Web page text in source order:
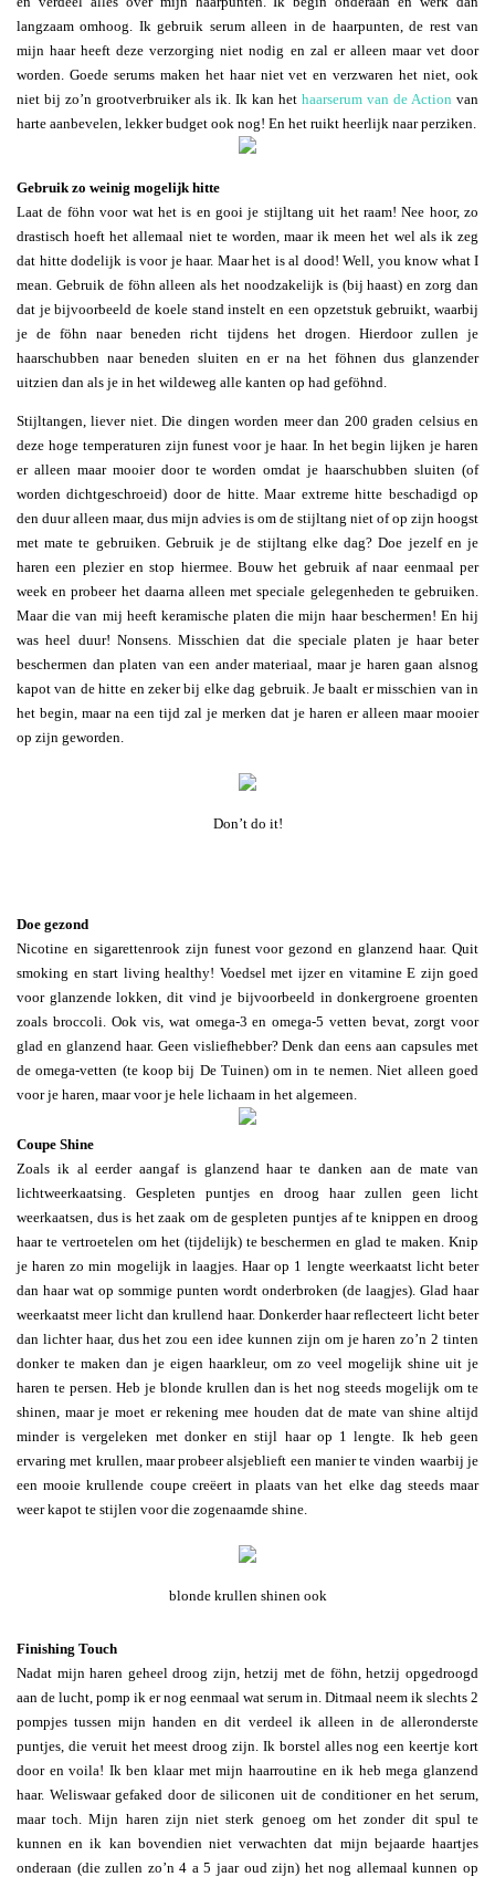
langzaam omhoog. Ik gebruik serum alleen in de haarpunten, de rest van
mijn haar heeft deze verzorging niet nodig en zal er alleen maar vet door
worden. Goede serums maken het haar niet vet en verzwaren het niet, ook
niet bij zo’n grootverbruiker als ik. Ik kan het haarserum van de Action van
harte aanbevelen, lekker budget ook nog! En het ruikt heerlijk naar perziken.
Gebruik zo weinig mogelijk hitte
Laat de föhn voor wat het is en gooi je stijltang uit het raam! Nee hoor, zo
drastisch hoeft het allemaal niet te worden, maar ik meen het wel als ik zeg
dat hitte dodelijk is voor je haar. Maar het is al dood! Well, you know what I
mean. Gebruik de föhn alleen als het noodzakelijk is (bij haast) en zorg dan
dat je bijvoorbeeld de koele stand instelt en een opzetstuk gebruikt, waarbij
je de föhn naar beneden richt tijdens het drogen. Hierdoor zullen je
haarschubben naar beneden sluiten en er na het föhnen dus glanzender
uitzien dan als je in het wildeweg alle kanten op had geföhnd.
Stijltangen, liever niet. Die dingen worden meer dan 200 graden celsius en
deze hoge temperaturen zijn funest voor je haar. In het begin lijken je haren
er alleen maar mooier door te worden omdat je haarschubben sluiten (of
worden dichtgeschroeid) door de hitte. Maar extreme hitte beschadigd op
den duur alleen maar, dus mijn advies is om de stijltang niet of op zijn hoogst
met mate te gebruiken. Gebruik je de stijltang elke dag? Doe jezelf en je
haren een plezier en stop hiermee. Bouw het gebruik af naar eenmaal per
week en probeer het daarna alleen met speciale gelegenheden te gebruiken.
Maar die van mij heeft keramische platen die mijn haar beschermen! En hij
was heel duur! Nonsens. Misschien dat die speciale platen je haar beter
beschermen dan platen van een ander materiaal, maar je haren gaan alsnog
kapot van de hitte en zeker bij elke dag gebruik. Je baalt er misschien van in
het begin, maar na een tijd zal je merken dat je haren er alleen maar mooier
op zijn geworden.
Don’t do it!
Doe gezond
Nicotine en sigarettenrook zijn funest voor gezond en glanzend haar. Quit
smoking en start living healthy! Voedsel met ijzer en vitamine E zijn goed
voor glanzende lokken, dit vind je bijvoorbeeld in donkergroene groenten
zoals broccoli. Ook vis, wat omega-3 en omega-5 vetten bevat, zorgt voor
glad en glanzend haar. Geen visliefhebber? Denk dan eens aan capsules met
de omega-vetten (te koop bij De Tuinen) om in te nemen. Niet alleen goed
voor je haren, maar voor je hele lichaam in het algemeen.
Coupe Shine
Zoals ik al eerder aangaf is glanzend haar te danken aan de mate van
lichtweerkaatsing. Gespleten puntjes en droog haar zullen geen licht
weerkaatsen, dus is het zaak om de gespleten puntjes af te knippen en droog
haar te vertroetelen om het (tijdelijk) te beschermen en glad te maken. Knip
je haren zo min mogelijk in laagjes. Haar op 1 lengte weerkaatst licht beter
dan haar wat op sommige punten wordt onderbroken (de laagjes). Glad haar
weerkaatst meer licht dan krullend haar. Donkerder haar reflecteert licht beter
dan lichter haar, dus het zou een idee kunnen zijn om je haren zo’n 2 tinten
donker te maken dan je eigen haarkleur, om zo veel mogelijk shine uit je
haren te persen. Heb je blonde krullen dan is het nog steeds mogelijk om te
shinen, maar je moet er rekening mee houden dat de mate van shine altijd
minder is vergeleken met donker en stijl haar op 1 lengte. Ik heb geen
ervaring met krullen, maar probeer alsjeblieft een manier te vinden waarbij je
een mooie krullende coupe creëert in plaats van het elke dag steeds maar
weer kapot te stijlen voor die zogenaamde shine.
blonde krullen shinen ook
Finishing Touch
Nadat mijn haren geheel droog zijn, hetzij met de föhn, hetzij opgedroogd
aan de lucht, pomp ik er nog eenmaal wat serum in. Ditmaal neem ik slechts 2
pompjes tussen mijn handen en dit verdeel ik alleen in de alleronderste
puntjes, die veruit het meest droog zijn. Ik borstel alles nog een keertje kort
door en voila! Ik ben klaar met mijn haarroutine en ik heb mega glanzend
haar. Weliswaar gefaked door de siliconen uit de conditioner en het serum,
maar toch. Mijn haren zijn niet sterk genoeg om het zonder dit spul te
kunnen en ik kan bovendien niet verwachten dat mijn bejaarde haartjes
onderaan (die zullen zo’n 4 a 5 jaar oud zijn) het nog allemaal kunnen op